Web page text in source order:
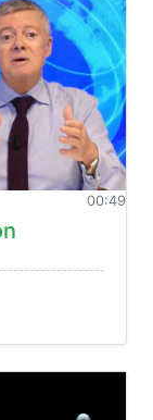
00:49